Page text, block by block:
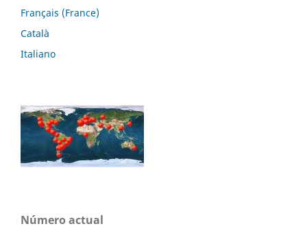
Français (France)
Català
Italiano
Número actual